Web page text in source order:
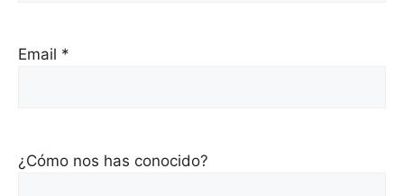
Email *
¿Cómo nos has conocido?